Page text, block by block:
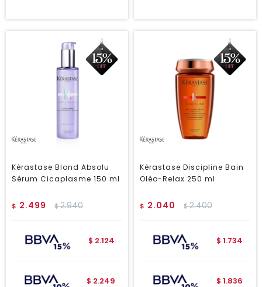
Kérastase Blond Absolu
Sérum Cicaplasme 150 ml
$ 2.499 $2.940
$ 2.124
$ 2.249
Kérastase Discipline Bain
Oléo-Relax 250 ml
$ 2.040 $2.400
$ 1.734
$ 1.836